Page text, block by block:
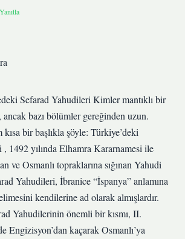
Yanıtla
Sefarad Yahudileri Kimler mantıklı bir
ancak bazı bölümler gereğinden uzun.
kısa bir başlıkla şöyle: Türkiye’deki
1492 yılında Elhamra Kararnamesi ile
ve Osmanlı topraklarına sığınan Yahudi
Yahudileri, İbranice “İspanya” anlamına
kendilerine ad olarak almışlardır.
Yahudilerinin önemli bir kısmı, II.
Engizisyon’dan kaçarak Osmanlı’ya